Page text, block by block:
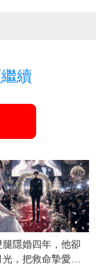
續
隱婚四年，他卻
，把救命摯愛當